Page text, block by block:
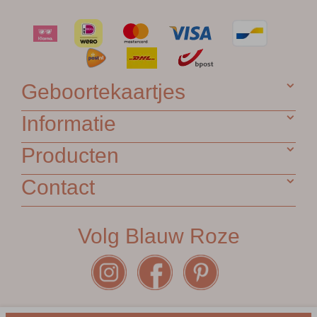
Geboortekaartjes
Informatie
Producten
Contact
Volg Blauw Roze